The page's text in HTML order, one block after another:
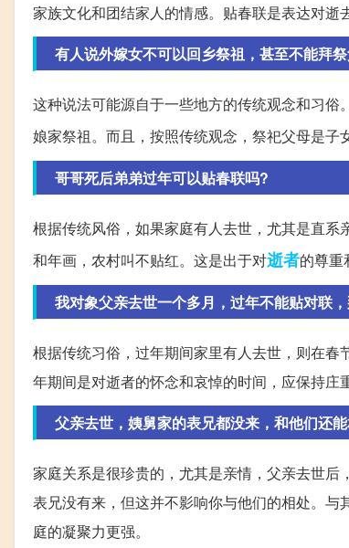
家族文化和团结家人的情感。贴春联是表达对逝
有人说外嫁女不可以回乡祭祖，甚至不能拜
这种说法可能源自于一些地方的传统观念和习
娘家祭祖。而且，按照传统观念，祭祀父母是子
哥哥死后弟弟过年可以贴春联吗?
根据传统风俗，如果家庭有人去世，尤其是直
和年画，农村叫不贴红。这是出于对逝者的尊重
我对象父亲去世一个多月，过年不能贴对联
根据传统习俗，过年期间家里有人去世，则在
年期间是对逝者的怀念和哀悼的时间，应保持庄
父亲去世，姨舅家的表兄都没来，和他们还
家庭关系是很珍贵的，尤其是亲情，父亲去世
表兄没有来，但这并不影响你与他们的相处。
庭的凝聚力更强。